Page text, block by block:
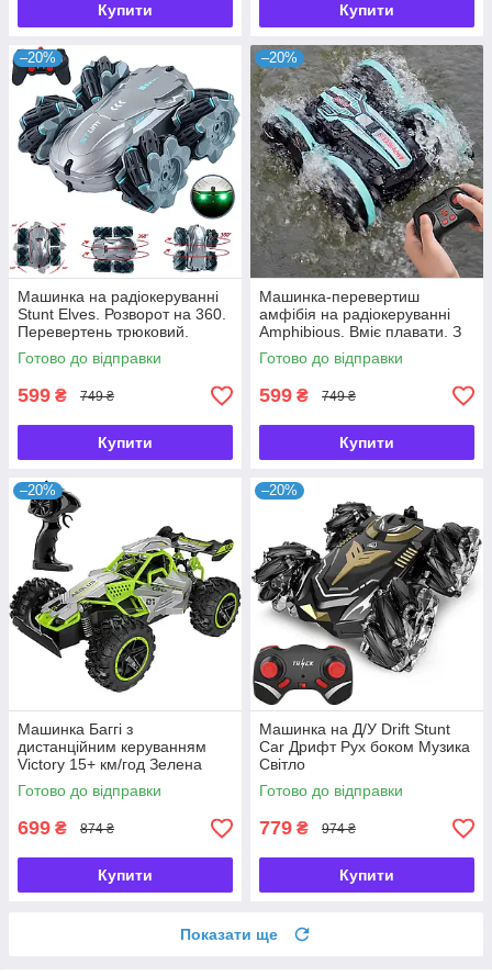
Купити Купити
–20%
Машинка на радіокеруванні
Stunt Elves. Розворот на 360.
Перевертень трюковий.
Всюдихід на пульті.
Сріблястий
Готово до відправки
599 ₴ 749 ₴
Купити
–20%
Машинка-перевертиш
амфібія на радіокеруванні
Amphibious. Вміє плавати. З
пультом
Готово до відправки
599 ₴ 749 ₴
Купити
–20%
Машинка Баггі з
дистанційним керуванням
Victory 15+ км/год Зелена
Готово до відправки
699 ₴ 874 ₴
Купити
–20%
Машинка на Д/У Drift Stunt
Car Дрифт Рух боком Музика
Світло
Готово до відправки
779 ₴ 974 ₴
Купити
Показати ще